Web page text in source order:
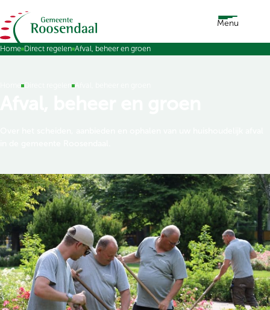
Ga naar de inhoud Menu
Home Direct regelen Afval, beheer en groen